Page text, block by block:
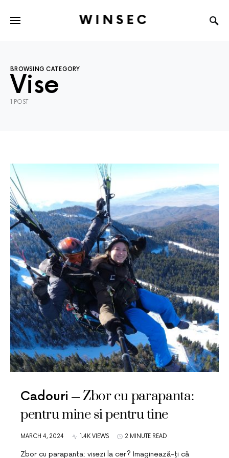
WINSEC
BROWSING CATEGORY
Vise
1 POST
Cadouri
Zbor cu parapanta:
pentru mine si pentru tine
MARCH 4, 2024 1.4K VIEWS 2 MINUTE READ
Zbor cu parapanta: visezi la cer? Imaginează-ți că